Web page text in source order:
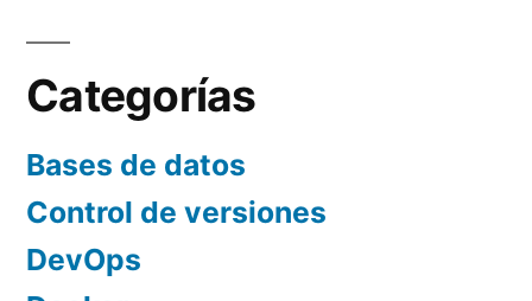
Categorías
Bases de datos
Control de versiones
DevOps